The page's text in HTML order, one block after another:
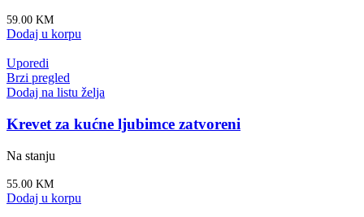
59.00 KM
Dodaj u korpu
Uporedi
Brzi pregled
Dodaj na listu želja
Krevet za kućne ljubimce zatvoreni
Na stanju
55.00 KM
Dodaj u korpu